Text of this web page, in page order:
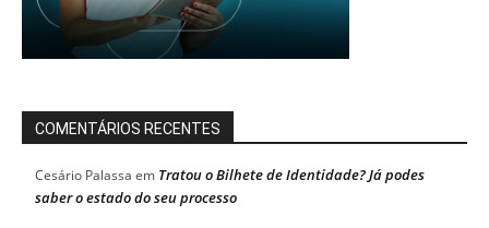
COMENTÁRIOS RECENTES
Cesário Palassa em Tratou o Bilhete de Identidade? Já podes
saber o estado do seu processo